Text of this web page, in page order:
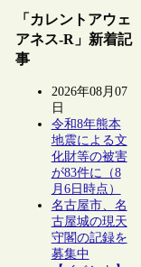
「カレントアウェ
アネス-R」新着記
事
2026年08月07
日
令和8年熊本
地震による文
化財等の被害
が83件に（8
月6日時点）
名古屋市、名
古屋城の現天
守閣の記録を
募集中